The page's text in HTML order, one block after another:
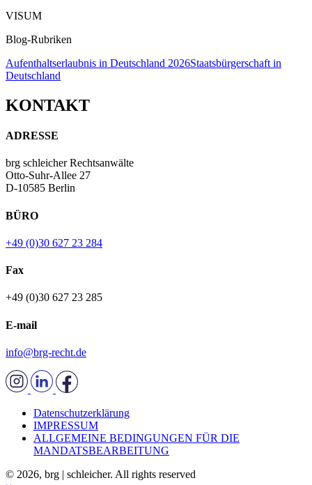
VISUM
Blog-Rubriken
Aufenthaltserlaubnis in Deutschland 2026Staatsbürgerschaft in
Deutschland
KONTAKT
ADRESSE
brg schleicher Rechtsanwälte
Otto-Suhr-Allee 27
D-10585 Berlin
BÜRO
+49 (0)30 627 23 284
Fax
+49 (0)30 627 23 285
E-mail
info@brg-recht.de
Datenschutzerklärung
IMPRESSUM
ALLGEMEINE BEDINGUNGEN FÜR DIE
MANDATSBEARBEITUNG
© 2026, brg | schleicher. All rights reserved